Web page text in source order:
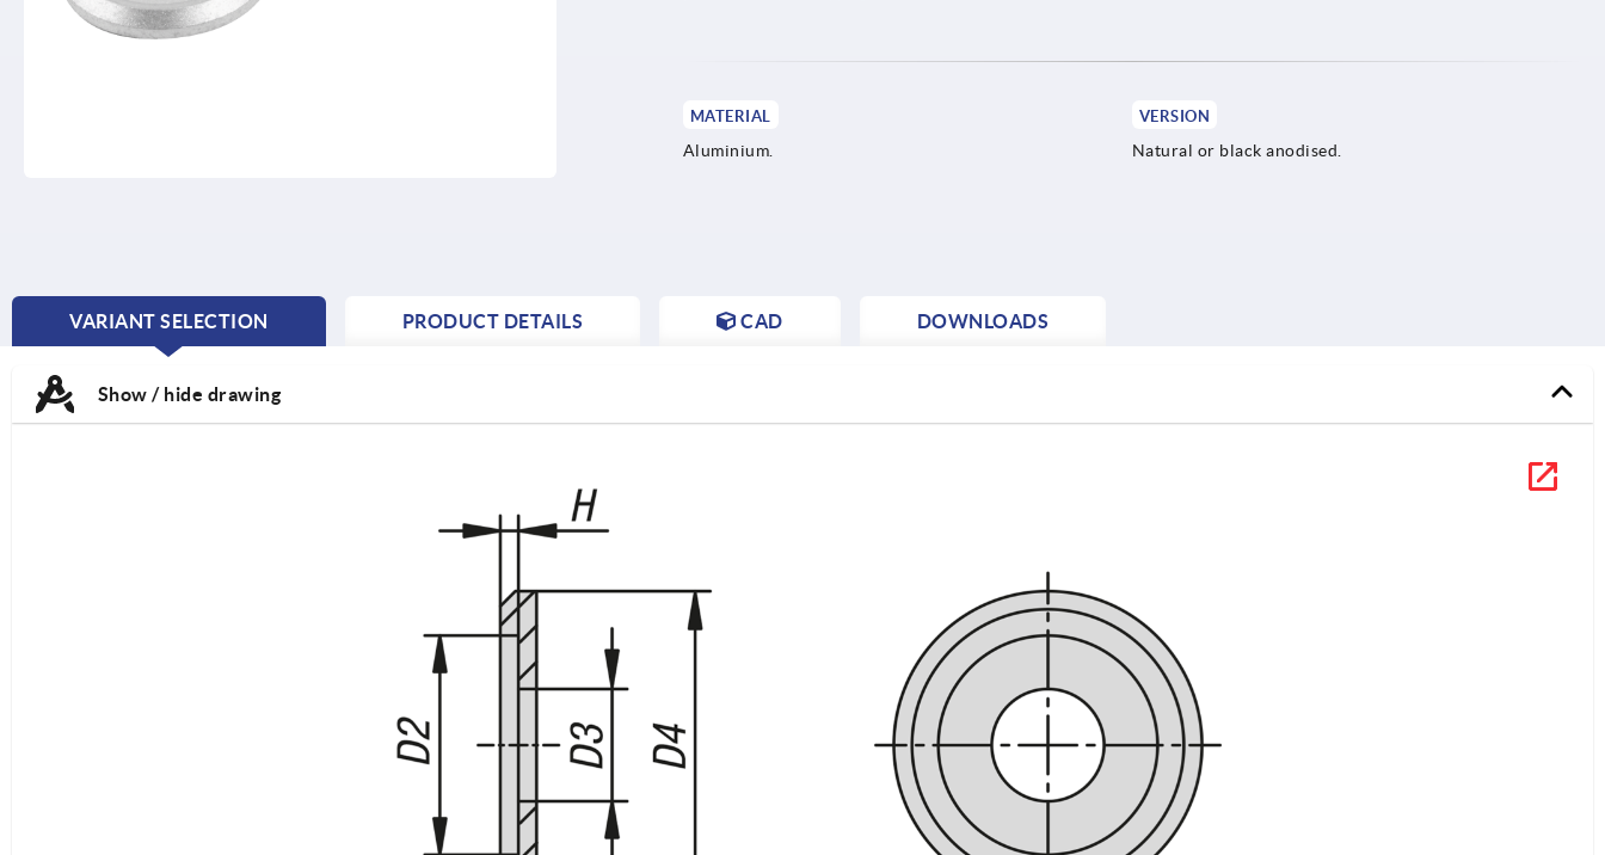
MATERIAL
Aluminium.
VERSION
Natural or black anodised.
VARIANT SELECTION
CURRENT
PRODUCT DETAILS CAD DOWNLOADS
Show / hide drawing